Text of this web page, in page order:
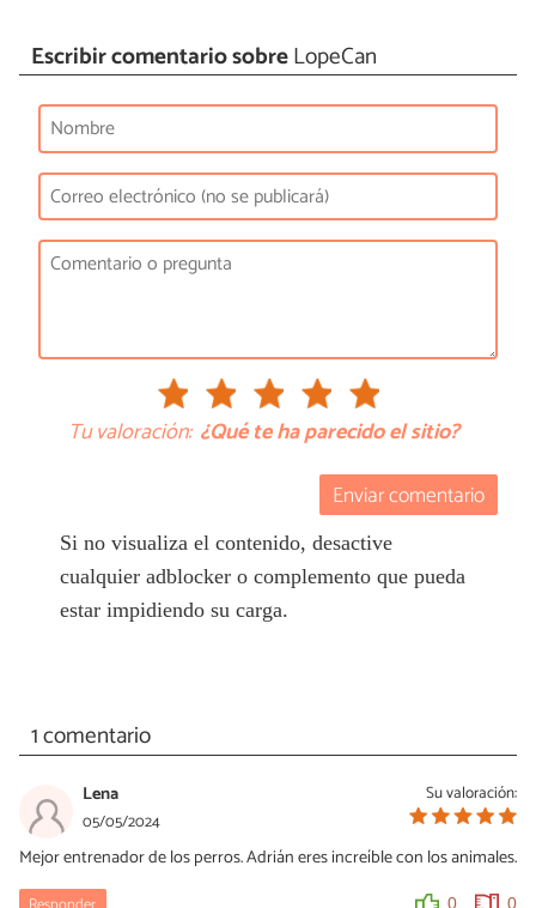
Escribir comentario sobreLopeCan
Tu valoración: ¿Qué te ha parecido el sitio?
Enviar comentario
Si no visualiza el contenido, desactive
cualquier adblocker o complemento que pueda
estar impidiendo su carga.
1 comentario
Su valoración:
Lena
05/05/2024
Mejor entrenador de los perros. Adrián eres increíble con los animales.
0 0